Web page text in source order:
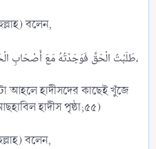
বলেন,
طَلَبْتُ الْحَقَّ فَوَجَدْتُهُ مَعَ أَصْحَابِ الْحَدِيْثِ،​
আহলে হাদীসদের কাছেই খুঁজে
হাদীস পৃষ্ঠা;৫৫)
বলেন,